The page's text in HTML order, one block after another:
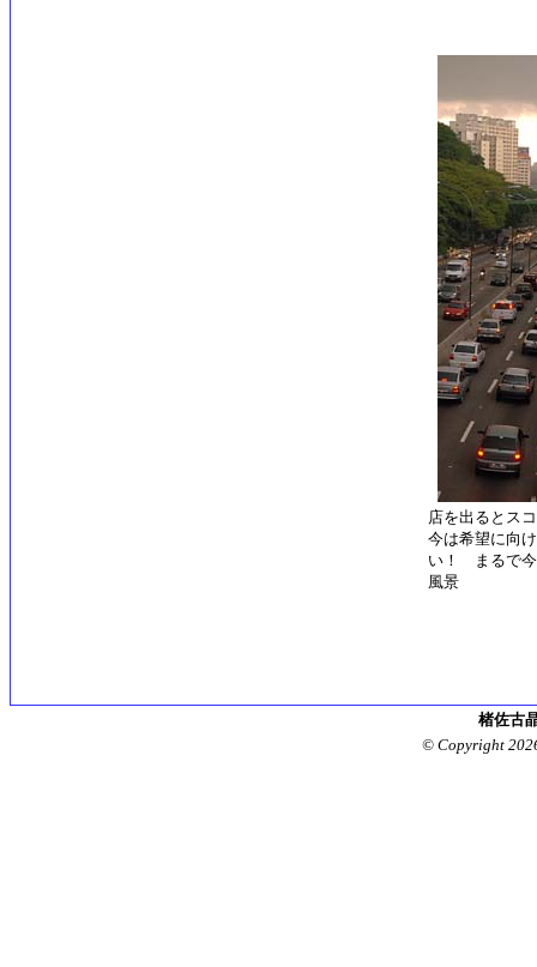
店を出るとス
今は希望に向
い！ まるで今
風景
楮佐古
© Copyright